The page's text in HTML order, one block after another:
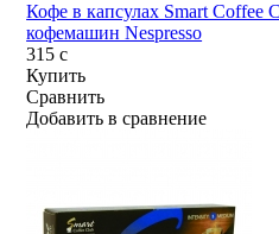
Кофе в капсулах Smart Coffee
кофемашин Nespresso
315c
Купить
Сравнить
Добавить в сравнение